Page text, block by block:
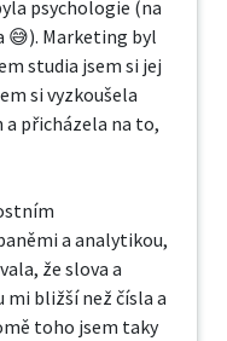
psychologie (na
😅). Marketing byl
studia jsem si jej
si vyzkoušela
a přicházela na to,
a analytikou,
že slova a
bližší než čísla a
toho jsem taky